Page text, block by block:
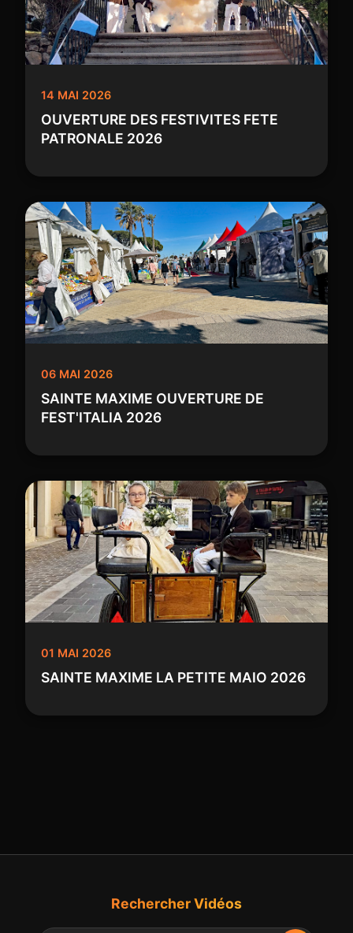
14 MAI 2026
OUVERTURE DES FESTIVITES FETE
PATRONALE 2026
06 MAI 2026
SAINTE MAXIME OUVERTURE DE
FEST'ITALIA 2026
01 MAI 2026
SAINTE MAXIME LA PETITE MAIO 2026
Rechercher Vidéos